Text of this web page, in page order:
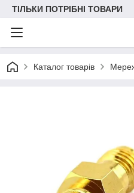
ТІЛЬКИ ПОТРІБНІ ТОВАРИ
Каталог товарів